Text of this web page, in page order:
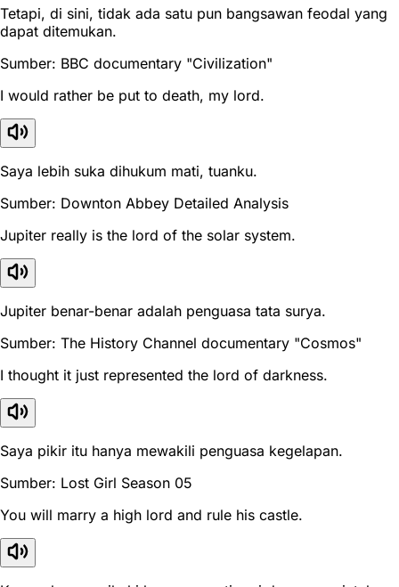
Tetapi, di sini, tidak ada satu pun bangsawan feodal yang
dapat ditemukan.
Sumber: BBC documentary "Civilization"
I would rather be put to death, my lord.
Saya lebih suka dihukum mati, tuanku.
Sumber: Downton Abbey Detailed Analysis
Jupiter really is the lord of the solar system.
Jupiter benar-benar adalah penguasa tata surya.
Sumber: The History Channel documentary "Cosmos"
I thought it just represented the lord of darkness.
Saya pikir itu hanya mewakili penguasa kegelapan.
Sumber: Lost Girl Season 05
You will marry a high lord and rule his castle.